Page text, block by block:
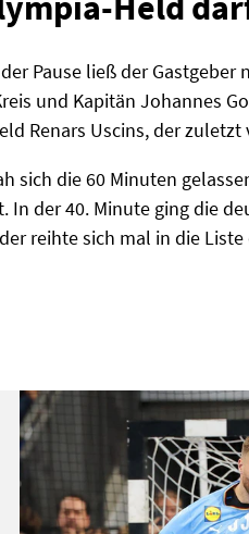
Pause ließ der
und Kapitän Johannes
Renars Uscins, der
sich die 60 Minuten
In der 40. Minute ging die
reihte sich mal in die